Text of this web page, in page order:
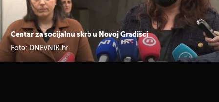
Centar za socijalnu skrb u Novoj Gradišci
Foto: DNEVNIK.hr